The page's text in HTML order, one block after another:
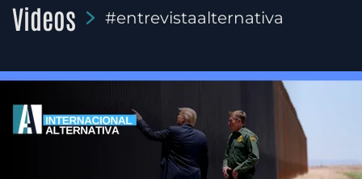
Videos #entrevistaalternativa